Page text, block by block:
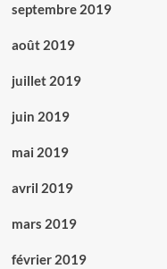
septembre 2019
août 2019
juillet 2019
juin 2019
mai 2019
avril 2019
mars 2019
février 2019